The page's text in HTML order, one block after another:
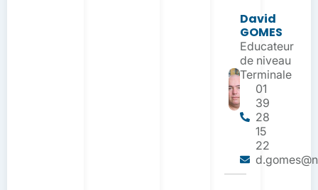
David
GOMES
Educateur
de niveau
Terminale
01
39
28
15
22